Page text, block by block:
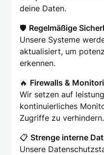
deine Daten.
🛡️ Regelmäßige
Unsere Systeme
aktualisiert, um
erkennen.
🔥 Firewalls &
Wir setzen auf
kontinuierliches
Zugriffe zu verhindern.
📋 Strenge interne
Unsere